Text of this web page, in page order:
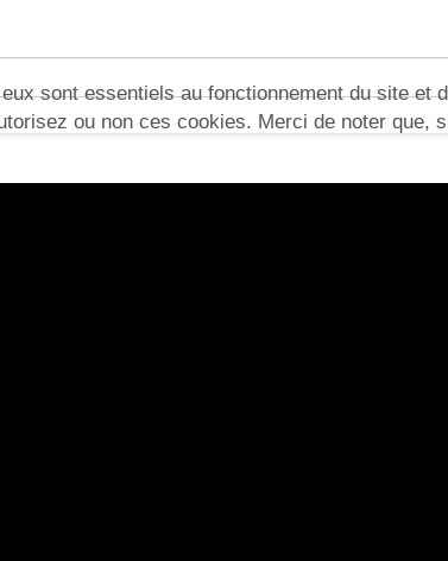
sont essentiels au fonctionnement du site et
ou non ces cookies. Merci de noter